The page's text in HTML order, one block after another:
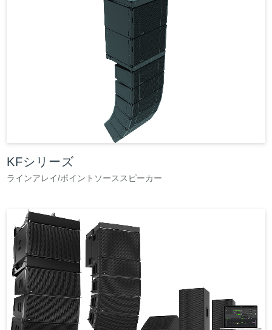
KFシリーズ
ラインアレイ/ポイントソーススピーカー